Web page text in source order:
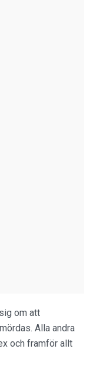
om att
Alla andra
och framför allt